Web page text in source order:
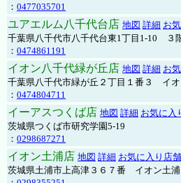
： 0477035701
ユアエルム八千代台店 地図 詳細 お
千葉県八千代市八千代台東1丁目1-10 ３
： 0474861191
イオン八千代緑が丘店 地図 詳細 お
千葉県八千代市緑が丘２丁目１番３ イ
： 0474804711
イーアスつくば店 地図 詳細 お気に入
茨城県つくば市研究学園5-19
： 0298687271
イオン土浦店 地図 詳細 お気に入り店
茨城県土浦市上高津３６７番 イオン土